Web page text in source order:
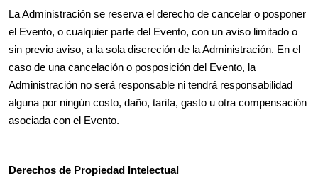
La Administración se reserva el derecho de cancelar o posponer
el Evento, o cualquier parte del Evento, con un aviso limitado o
sin previo aviso, a la sola discreción de la Administración. En el
caso de una cancelación o posposición del Evento, la
Administración no será responsable ni tendrá responsabilidad
alguna por ningún costo, daño, tarifa, gasto u otra compensación
asociada con el Evento.
Derechos de Propiedad Intelectual